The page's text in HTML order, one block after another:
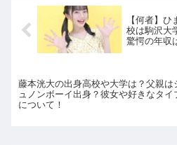
【何者】
校は駒沢大
驚愕の年収
藤本洸大の出身高校や大学は？父親は
ュノンボーイ出身？彼女や好きなタイ
について！